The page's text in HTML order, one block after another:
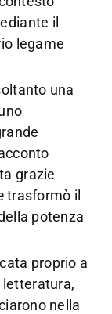
il
legame
una
grazie
trasformò il
potenza
proprio a
nella